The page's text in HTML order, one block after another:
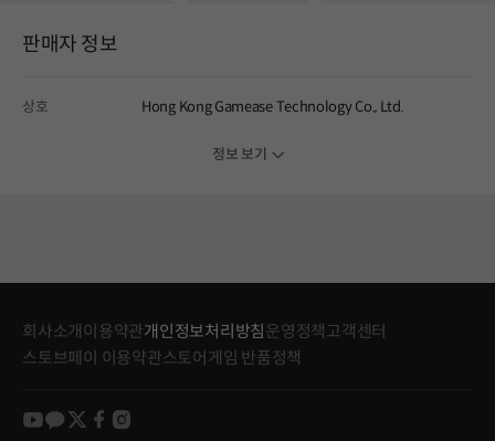
판매자 정보
상호 Hong Kong Gamease Technology Co., Ltd.
정보 보기
회사소개 이용약관개인정보처리방침 운영정책고객센터
스토브페이 이용약관스토어게임 반품정책
youtube
kakao
twitter
facebook
instagram